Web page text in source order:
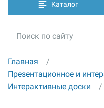
Каталог
Главная
Презентационное и
Интерактивные доски